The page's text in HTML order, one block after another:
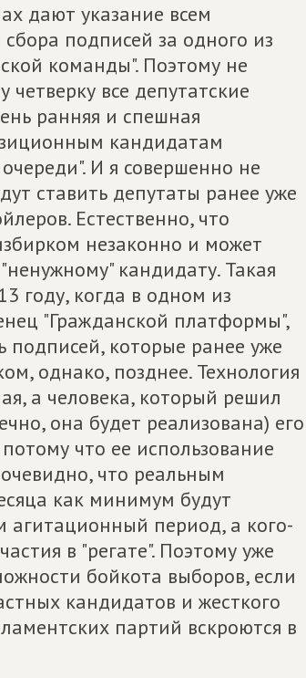
дают указание всем
подписей за одного из
команды". Поэтому не
все депутатские
ранняя и спешная
кандидатам
И я совершенно не
ставить депутаты ранее уже
Естественно, что
незаконно и может
кандидату. Такая
году, когда в одном из
"Гражданской платформы",
которые ранее уже
однако, позднее. Технология
а человека, который решил
она будет реализована) его
что ее использование
что реальным
как минимум будут
агитационный период, а кого-
в "регате". Поэтому уже
бойкота выборов, если
кандидатов и жесткого
партий вскроются в